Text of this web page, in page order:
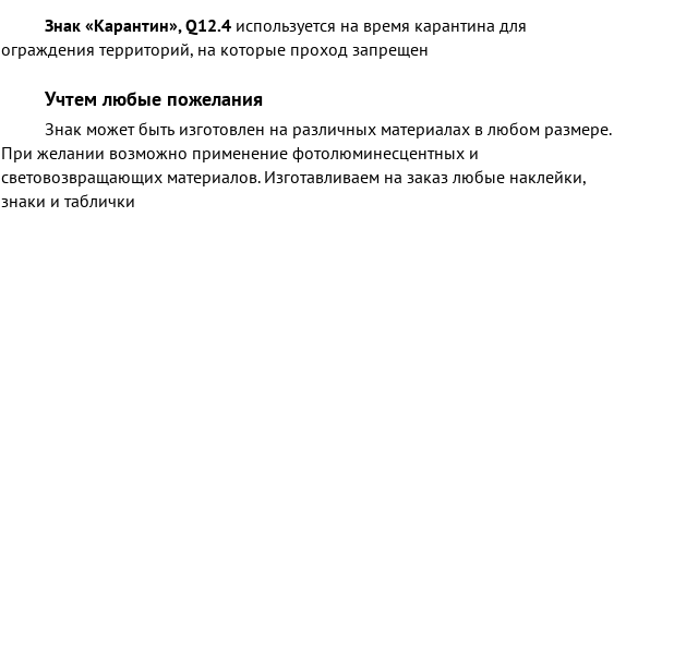
Знак «Карантин», Q12.4 используется на время карантина для
ограждения территорий, на которые проход запрещен
Учтем любые пожелания
Знак может быть изготовлен на различных материалах в любом размере.
При желании возможно применение фотолюминесцентных и
световозвращающих материалов. Изготавливаем на заказ любые наклейки,
знаки и таблички